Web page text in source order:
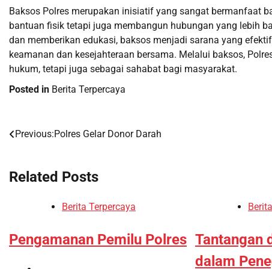
Baksos Polres merupakan inisiatif yang sangat bermanfaat
bantuan fisik tetapi juga membangun hubungan yang lebih
dan memberikan edukasi, baksos menjadi sarana yang
keamanan dan kesejahteraan bersama. Melalui baksos,
hukum, tetapi juga sebagai sahabat bagi masyarakat.
Posted in Berita Terpercaya
Post
Previous:Polres Gelar Donor Darah
Related Posts
Berita Terpercaya
Pengamanan Pemilu Polres Tantangan
dalam